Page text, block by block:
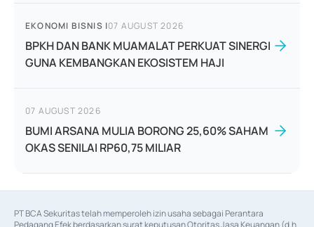
EKONOMI BISNIS |07 AUGUST 2026
BPKH DAN BANK MUAMALAT PERKUAT SINERGI
GUNA KEMBANGKAN EKOSISTEM HAJI
07 AUGUST 2026
BUMI ARSANA MULIA BORONG 25,60% SAHAM
OKAS SENILAI RP60,75 MILIAR
PT BCA Sekuritas telah memperoleh izin usaha sebagai Perantara
Pedagang Efek berdasarkan surat keputusan Otoritas Jasa Keuangan (d.h